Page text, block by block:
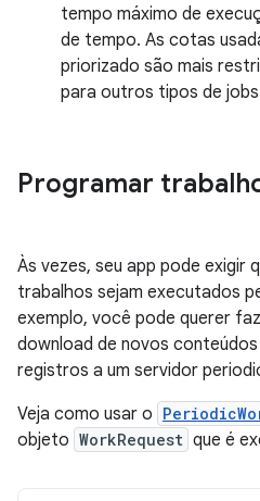
tempo máximo de
de tempo. As cotas
priorizado são mais
para outros tipos de
Programar
Às vezes, seu app pode exigir
trabalhos sejam executados
exemplo, você pode querer
download de novos
registros a um servidor
Veja como usar o
objeto WorkRequest que é